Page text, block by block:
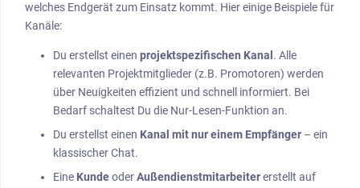
welches Endgerät zum Einsatz kommt. Hier einige Beispiele für
Kanäle:
Du erstellst einen projektspezifischen Kanal . Alle
relevanten Projektmitglieder (z.B. Promotoren) werden
über Neuigkeiten effizient und schnell informiert. Bei
Bedarf schaltest Du die Nur-Lesen-Funktion an.
Du erstellst einen Kanal mit nur einem Empfänger – ein
klassischer Chat.
Eine KundeoderAußendienstmitarbeitererstellt auf